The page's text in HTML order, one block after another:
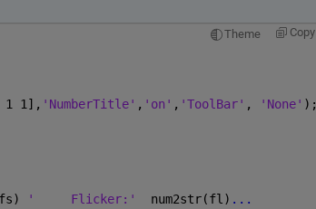
Theme Copy
1 1], 'NumberTitle' , 'on' , 'ToolBar' , 'None' );
'     Flicker:'
  num2str(fl)
...